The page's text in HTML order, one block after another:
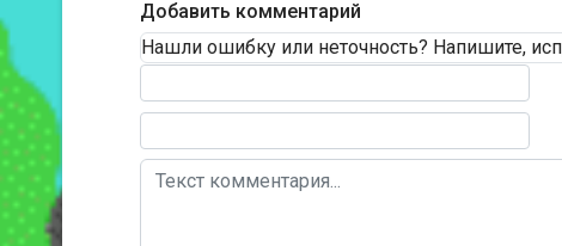
Добавить комментарий
Нашли ошибку или неточность? Напишите,
Текст комментария